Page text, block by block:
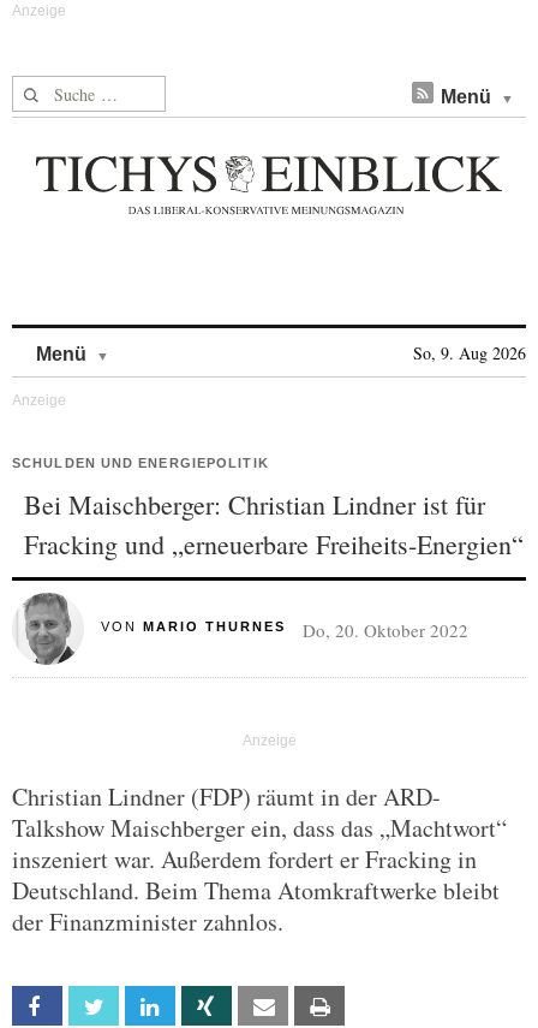
Suche nach: Menü
Menü So, 9. Aug 2026
SCHULDEN UND ENERGIEPOLITIK
Bei Maischberger: Christian Lindner ist für
Fracking und „erneuerbare Freiheits-Energien“
VON MARIO THURNES Do, 20. Oktober 2022
Christian Lindner (FDP) räumt in der ARD-
Talkshow Maischberger ein, dass das „Machtwort“
inszeniert war. Außerdem fordert er Fracking in
Deutschland. Beim Thema Atomkraftwerke bleibt
der Finanzminister zahnlos.
Facebook Twitter Linkedin Xing Email